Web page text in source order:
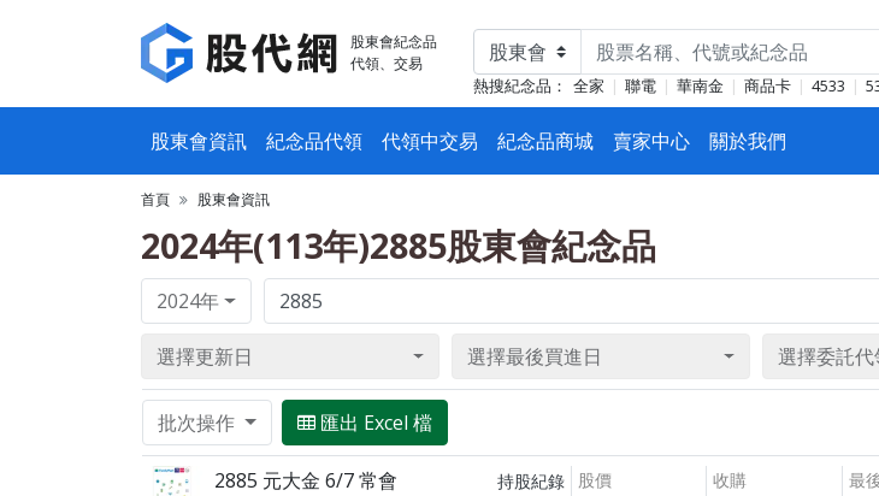
股東會紀念品
代領、交易
熱搜紀念品： 全家 聯電 華南金 商品卡 4533
股東會資訊 紀念品代領 代領中交易 紀念品商城 賣家中心 關於我們
首頁 股東會資訊
2024年(113年)2885股東會紀念品
2024年
選擇更新日 選擇最後買進日 選擇委託
批次操作 匯出 Excel 檔
2885 元大金 6/7 常會 持股紀錄 股價 收購 最